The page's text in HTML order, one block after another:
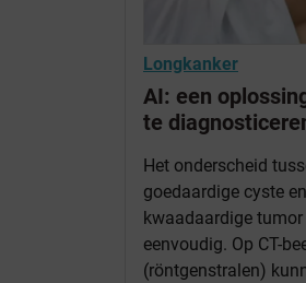
Longkanker
AI: een
te
Het onderscheid
goedaardige cyste
kwaadaardige
eenvoudig. Op CT-
(röntgenstralen)